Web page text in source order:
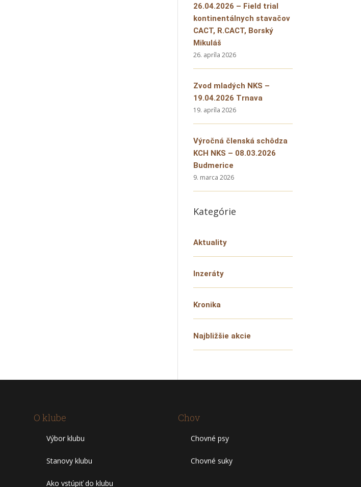
26.04.2026 – Field trial
kontinentálnych stavačov
CACT, R.CACT, Borský
Mikuláš
26. apríla 2026
Zvod mladých NKS –
19.04.2026 Trnava
19. apríla 2026
Výročná členská schôdza
KCH NKS – 08.03.2026
Budmerice
9. marca 2026
Kategórie
Aktuality
Inzeráty
Kronika
Najbližšie akcie
O klube
Výbor klubu
Stanovy klubu
Ako vstúpiť do klubu
Chov
Chovné psy
Chovné suky